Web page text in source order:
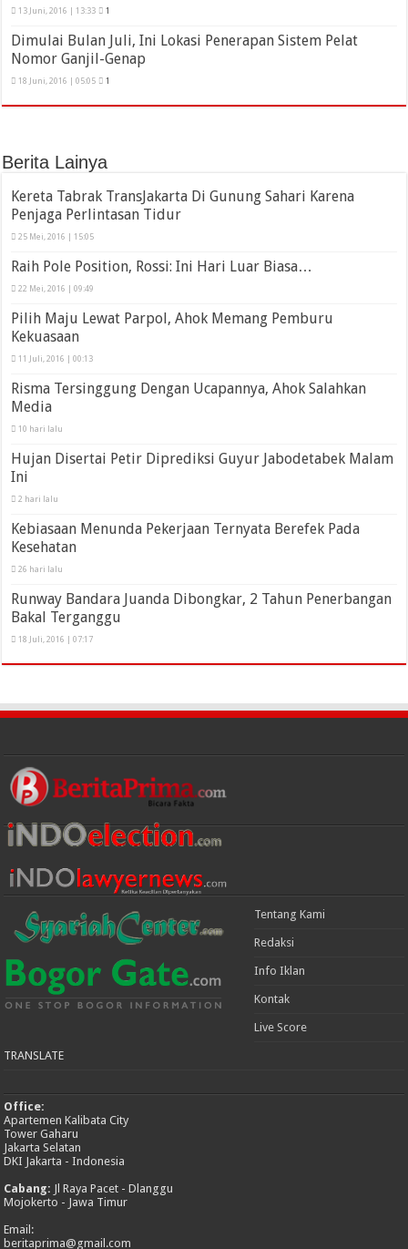
13 Juni, 2016 | 13:33 1
Dimulai Bulan Juli, Ini Lokasi Penerapan Sistem Pelat
Nomor Ganjil-Genap
18 Juni, 2016 | 05:05 1
Berita Lainya
Kereta Tabrak TransJakarta Di Gunung Sahari Karena
Penjaga Perlintasan Tidur
25 Mei, 2016 | 15:05
Raih Pole Position, Rossi: Ini Hari Luar Biasa…
22 Mei, 2016 | 09:49
Pilih Maju Lewat Parpol, Ahok Memang Pemburu
Kekuasaan
11 Juli, 2016 | 00:13
Risma Tersinggung Dengan Ucapannya, Ahok Salahkan
Media
10 hari lalu
Hujan Disertai Petir Diprediksi Guyur Jabodetabek Malam
Ini
2 hari lalu
Kebiasaan Menunda Pekerjaan Ternyata Berefek Pada
Kesehatan
26 hari lalu
Runway Bandara Juanda Dibongkar, 2 Tahun Penerbangan
Bakal Terganggu
18 Juli, 2016 | 07:17
Tentang Kami
Redaksi
Info Iklan
Kontak
Live Score
TRANSLATE
Office:
Apartemen Kalibata City
Tower Gaharu
Jakarta Selatan
DKI Jakarta - Indonesia
Cabang: Jl Raya Pacet - Dlanggu
Mojokerto - Jawa Timur
Email:
beritaprima@gmail.com